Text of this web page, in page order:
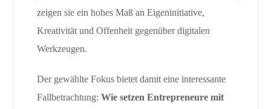
zeigen sie ein hohes Maß an Eigeninitiative,
Kreativität und Offenheit gegenüber digitalen
Werkzeugen.
Der gewählte Fokus bietet damit eine interessante
Fallbetrachtung: Wie setzen Entrepreneure mit